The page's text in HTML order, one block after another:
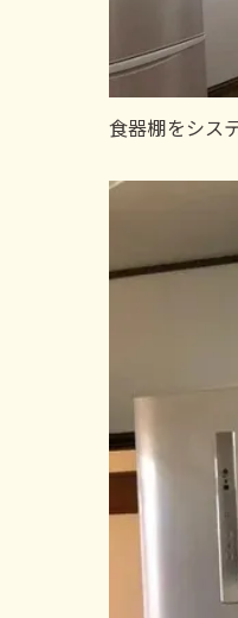
食器棚をシス